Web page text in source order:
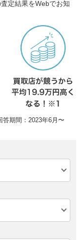
定結果をWebでお知
期間：2023年6月〜